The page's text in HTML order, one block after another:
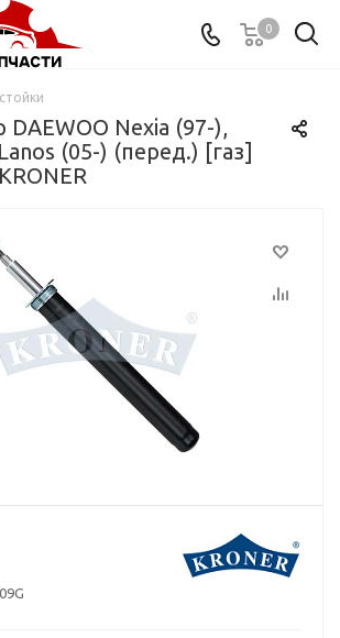
0
Nexia (97-),
(05-) (перед.) [газ]